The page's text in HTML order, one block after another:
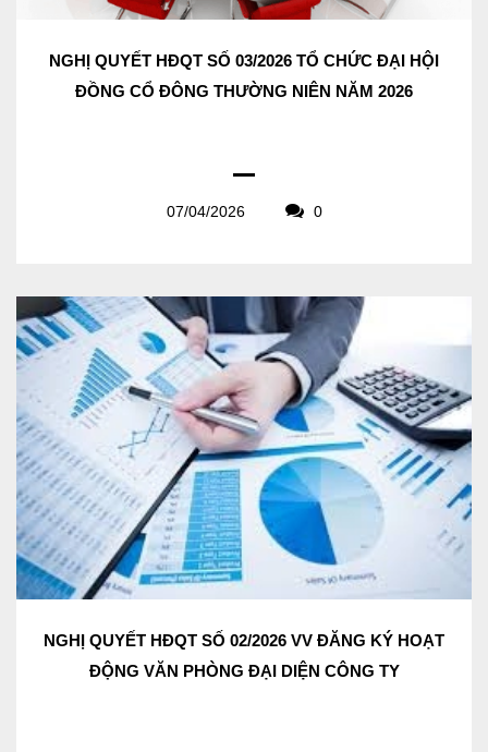
NGHỊ QUYẾT HĐQT SỐ 03/2026 TỔ CHỨC ĐẠI HỘI
ĐỒNG CỔ ĐÔNG THƯỜNG NIÊN NĂM 2026
07/04/2026 0
NGHỊ QUYẾT HĐQT SỐ 02/2026 VV ĐĂNG KÝ HOẠT
ĐỘNG VĂN PHÒNG ĐẠI DIỆN CÔNG TY